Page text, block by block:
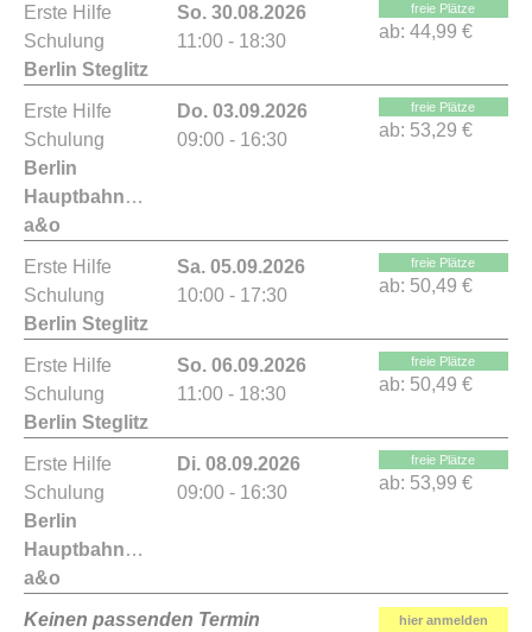
Erste Hilfe
Schulung
Berlin Steglitz
So. 30.08.2026
11:00 - 18:30
freie Plätze
ab: 44,99 €
Erste Hilfe
Schulung
Berlin
Hauptbahnhof
a&o
Do. 03.09.2026
09:00 - 16:30
freie Plätze
ab: 53,29 €
Erste Hilfe
Schulung
Berlin Steglitz
Sa. 05.09.2026
10:00 - 17:30
freie Plätze
ab: 50,49 €
Erste Hilfe
Schulung
Berlin Steglitz
So. 06.09.2026
11:00 - 18:30
freie Plätze
ab: 50,49 €
Erste Hilfe
Schulung
Berlin
Hauptbahnhof
a&o
Di. 08.09.2026
09:00 - 16:30
freie Plätze
ab: 53,99 €
Keinen passenden Termin
hier anmelden